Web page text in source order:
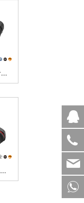
SK19-组装卡扣式防水连接器
M19(SQ19)-卡板